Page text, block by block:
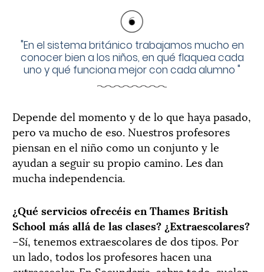
"En el sistema británico trabajamos mucho en
conocer bien a los niños, en qué flaquea cada
uno y qué funciona mejor con cada alumno "
Depende del momento y de lo que haya pasado,
pero va mucho de eso. Nuestros profesores
piensan en el niño como un conjunto y le
ayudan a seguir su propio camino. Les dan
mucha independencia.
¿Qué servicios ofrecéis en Thames British
School más allá de las clases? ¿Extraescolares?
–Sí, tenemos extraescolares de dos tipos. Por
un lado, todos los profesores hacen una